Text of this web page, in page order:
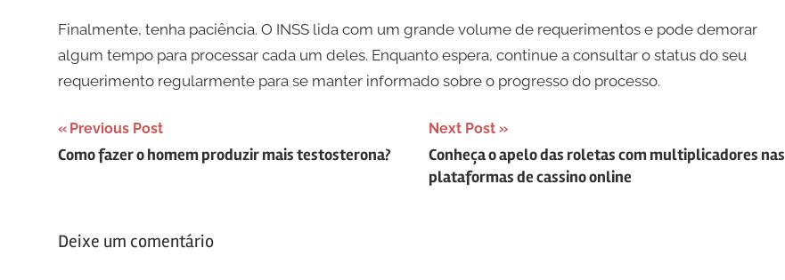
Finalmente, tenha paciência. O INSS lida com um grande volume de requerimentos e pode demorar
algum tempo para processar cada um deles. Enquanto espera, continue a consultar o status do seu
requerimento regularmente para se manter informado sobre o progresso do processo.
Navegação
de
Previous Post
Como fazer o homem produzir mais testosterona?
Next Post
Conheça o apelo das roletas com multiplicadores nas
plataformas de cassino online
Deixe um comentário